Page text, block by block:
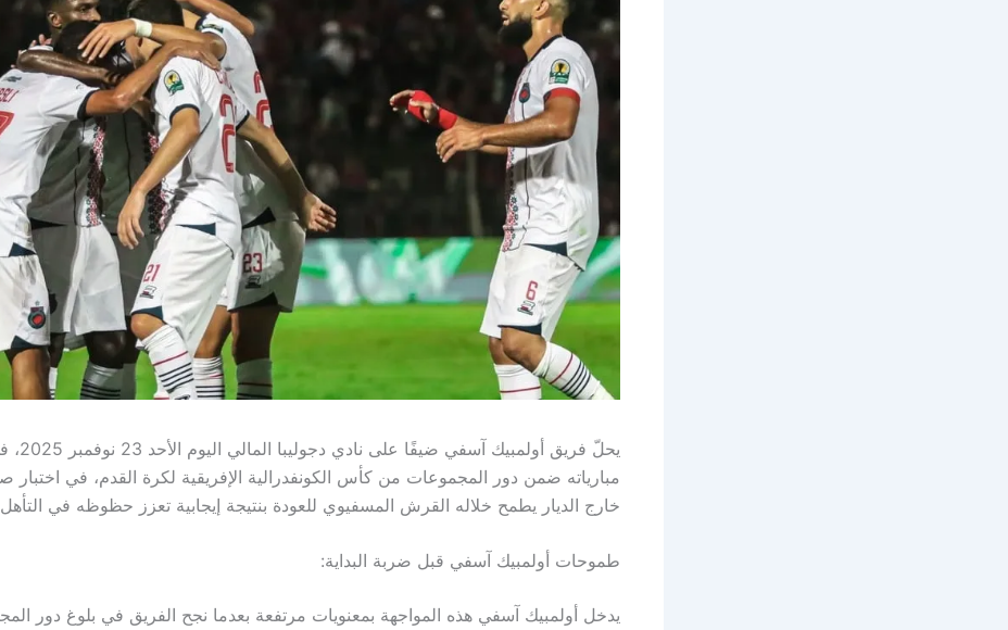
يحلّ فريق أولمبيك
مبارياته ضمن دور المجموعات من كأس الكونفدرالية الإفريقية لكرة القدم، في
خارج الديار يطمح خلاله القرش المسفيوي للعودة بنتيجة إيجابية تعزز حظوظه في
طموحات أولمبيك آسفي قبل ضربة البداية:
يدخل أولمبيك آسفي هذه المواجهة بمعنويات مرتفعة بعدما نجح الفريق في بلوغ دور